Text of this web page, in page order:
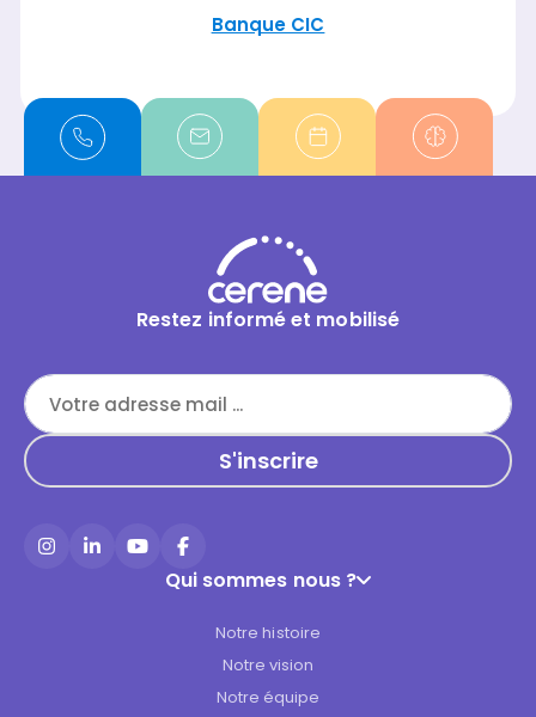
Banque CIC
Restez informé et mobilisé
Instagram
LinkedInYouTubeFacebook
Qui sommes nous ?
Notre histoire
Notre vision
Notre équipe